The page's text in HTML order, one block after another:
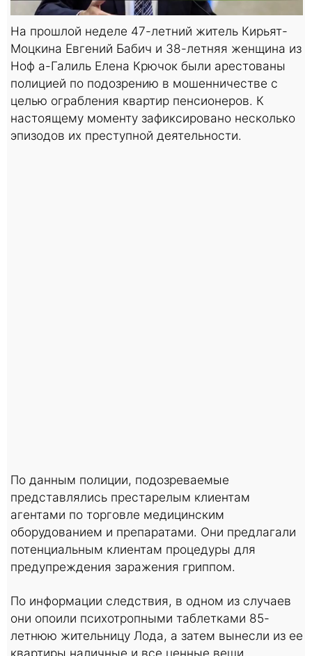
На прошлой неделе 47-летний житель Кирьят-
Моцкина Евгений Бабич и 38-летняя женщина из
Ноф а-Галиль Елена Крючок были арестованы
полицией по подозрению в мошенничестве с
целью ограбления квартир пенсионеров. К
настоящему моменту зафиксировано несколько
эпизодов их преступной деятельности.
По данным полиции, подозреваемые
представлялись престарелым клиентам
агентами по торговле медицинским
оборудованием и препаратами. Они предлагали
потенциальным клиентам процедуры для
предупреждения заражения гриппом.
По информации следствия, в одном из случаев
они опоили психотропными таблетками 85-
летнюю жительницу Лода, а затем вынесли из ее
квартиры наличные и все ценные вещи.